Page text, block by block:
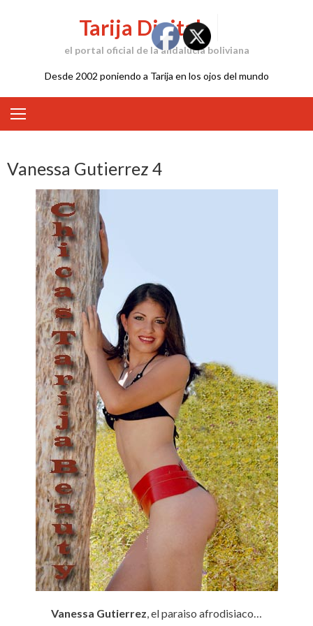
Tarija Digital
el portal oficial de la andalucía boliviana
Desde 2002 poniendo a Tarija en los ojos del mundo
Vanessa Gutierrez 4
Vanessa Gutierrez, el paraiso afrodisiaco…